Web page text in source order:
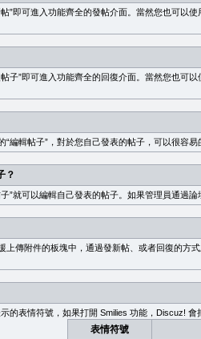
”即可進入功能齊全的發帖介面。當然您也可以
子”即可進入功能齊全的回復介面。當然您也可
編輯帖子”，對於您自己發表的帖子，可以很容
？
”就可以編輯自己發表的帖子。如果管理員通過
傳附件的板塊中，通過發新帖、或者回復的方
的表情符號，如果打開 Smilies 功能，Discuz!
表情符號